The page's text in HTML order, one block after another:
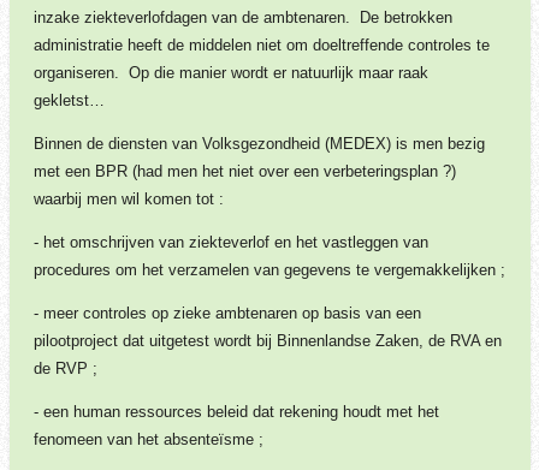
inzake ziekteverlofdagen van de ambtenaren. De betrokken
administratie heeft de middelen niet om doeltreffende controles te
organiseren. Op die manier wordt er natuurlijk maar raak
gekletst…
Binnen de diensten van Volksgezondheid (MEDEX) is men bezig
met een BPR (had men het niet over een verbeteringsplan ?)
waarbij men wil komen tot :
- het omschrijven van ziekteverlof en het vastleggen van
procedures om het verzamelen van gegevens te vergemakkelijken ;
- meer controles op zieke ambtenaren op basis van een
pilootproject dat uitgetest wordt bij Binnenlandse Zaken, de RVA en
de RVP ;
- een human ressources beleid dat rekening houdt met het
fenomeen van het absenteïsme ;